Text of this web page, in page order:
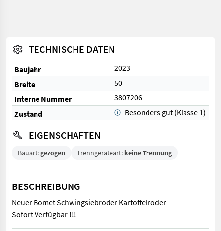
TECHNISCHE DATEN
Baujahr
2023
Breite
50
Interne Nummer
3807206
Zustand
Besonders gut (Klasse 1)
EIGENSCHAFTEN
Bauart:gezogen Trenngeräteart: keine Trennung
BESCHREIBUNG
Neuer Bomet Schwingsiebroder Kartoffelroder
Sofort Verfügbar !!!
Neuer Bomet Schwingsiebroder Kartoffelroder Sofort